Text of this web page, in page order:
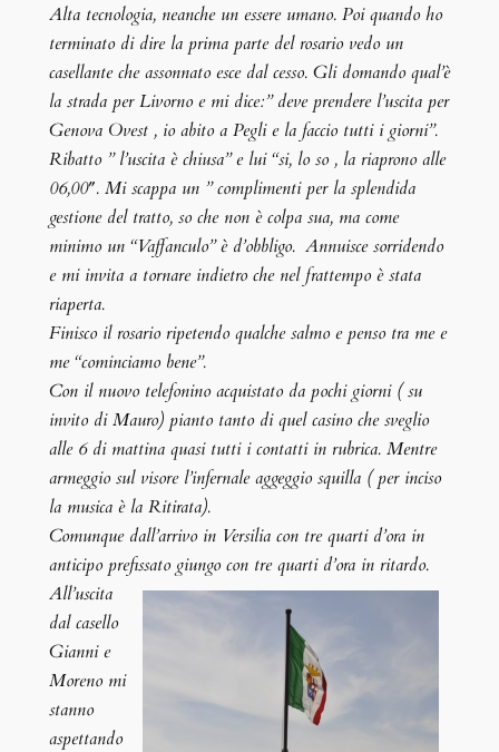
Alta tecnologia, neanche un essere umano. Poi quando ho
terminato di dire la prima parte del rosario vedo un
casellante che assonnato esce dal cesso. Gli domando qual’è
la strada per Livorno e mi dice:” deve prendere l’uscita per
Genova Ovest , io abito a Pegli e la faccio tutti i giorni”.
Ribatto ” l’uscita è chiusa” e lui “si, lo so , la riaprono alle
06,00″. Mi scappa un ” complimenti per la splendida
gestione del tratto, so che non è colpa sua, ma come
minimo un “Vaffanculo” è d’obbligo. Annuisce sorridendo
e mi invita a tornare indietro che nel frattempo è stata
riaperta.
Finisco il rosario ripetendo qualche salmo e penso tra me e
me “cominciamo bene”.
Con il nuovo telefonino acquistato da pochi giorni ( su
invito di Mauro) pianto tanto di quel casino che sveglio
alle 6 di mattina quasi tutti i contatti in rubrica. Mentre
armeggio sul visore l’infernale aggeggio squilla ( per inciso
la musica è la Ritirata).
Comunque dall’arrivo in Versilia con tre quarti d’ora in
anticipo prefissato giungo con tre quarti d’ora in ritardo.
All’uscita
dal casello
Gianni e
Moreno mi
stanno
aspettando